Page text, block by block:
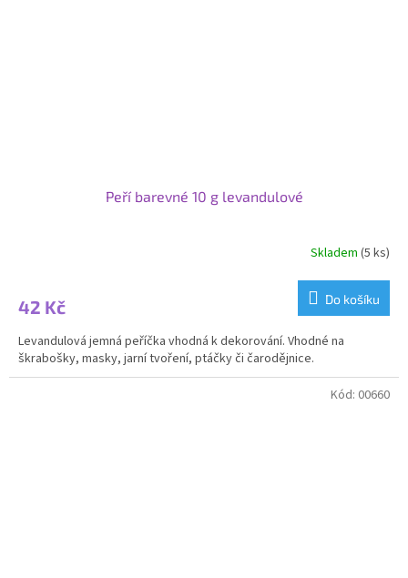
Peří barevné 10 g levandulové
Skladem (5 ks)
42 Kč Do košíku
Levandulová jemná peříčka vhodná k dekorování. Vhodné na
škrabošky, masky, jarní tvoření, ptáčky či čarodějnice.
Kód: 00660